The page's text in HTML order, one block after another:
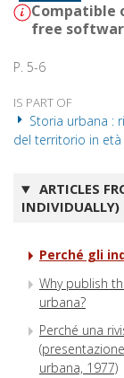
Compatible
free
P. 5-6
IS PART OF
Storia urbana :
del territorio in
ARTICLES
INDIVIDUALLY)
Perché gli
Why publish
urbana?
Perché una
urbana, 1977)